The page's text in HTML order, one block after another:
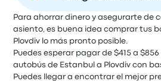
Para ahorrar dinero y asegurarte de
asiento, es buena idea comprar tus
Plovdiv lo más pronto posible.
Puedes esperar pagar de $415 a
autobús de Estanbul a Plovdiv con
Puedes llegar a encontrar el mejor